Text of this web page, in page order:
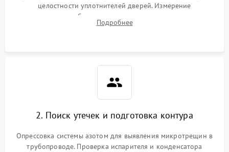
целостности уплотнителей дверей. Измерение
сопротивления обмоток мотора, проверка термостата и
считывание кодов ошибок с электронного дисплея.
Подробнее
2. Поиск утечек и подготовка контура
Опрессовка системы азотом для выявления микротрещин в
трубопроводе. Проверка испарителя и конденсатора